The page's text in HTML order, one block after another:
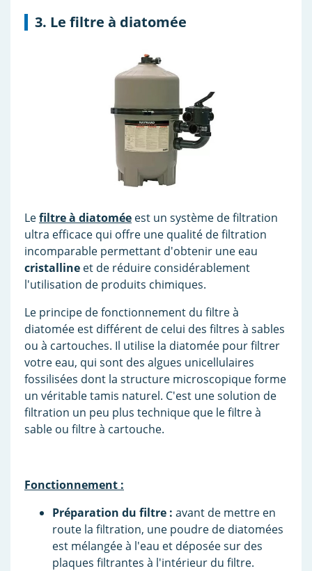
3. Le filtre à diatomée
Lefiltre à diatomée est un système de filtration
ultra efficace qui offre une qualité de filtration
incomparable permettant d'obtenir une eau
cristalline et de réduire considérablement
l'utilisation de produits chimiques.
Le principe de fonctionnement du filtre à
diatomée est différent de celui des filtres à sables
ou à cartouches. Il utilise la diatomée pour filtrer
votre eau, qui sont des algues unicellulaires
fossilisées dont la structure microscopique forme
un véritable tamis naturel. C'est une solution de
filtration un peu plus technique que le filtre à
sable ou filtre à cartouche.
Fonctionnement :
Préparation du filtre : avant de mettre en
route la filtration, une poudre de diatomées
est mélangée à l'eau et déposée sur des
plaques filtrantes à l'intérieur du filtre.